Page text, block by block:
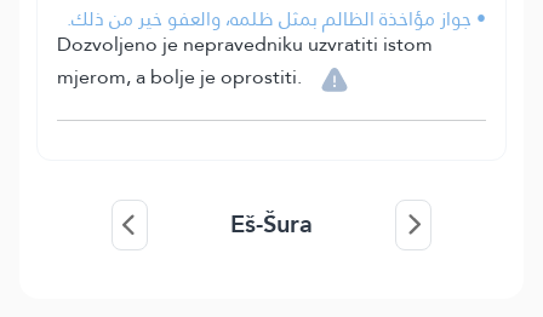
• جواز مؤاخذة الظالم بمثل ظلمه، والعفو خير من ذلك.
Dozvoljeno je nepravedniku uzvratiti istom
mjerom, a bolje je oprostiti.
Eš-Šura